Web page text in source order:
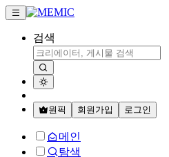
검색
원픽 회원가입 로그인
메인
탐색